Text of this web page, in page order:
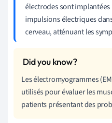
électrodes sont
impulsions électriques
cerveau, atténuant les
Les électromyogrammes
utilisés pour évaluer les
patients présentant des